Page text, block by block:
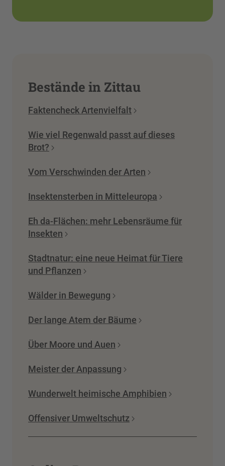
Bestände in Zittau
Faktencheck Artenvielfalt
Wie viel Regenwald passt auf dieses
Brot?
Vom Verschwinden der Arten
Insektensterben in Mitteleuropa
Eh da-Flächen: mehr Lebensräume für
Insekten
Stadtnatur: eine neue Heimat für Tiere
und Pflanzen
Wälder in Bewegung
Der lange Atem der Bäume
Über Moore und Auen
Meister der Anpassung
Wunderwelt heimische Amphibien
Offensiver Umweltschutz